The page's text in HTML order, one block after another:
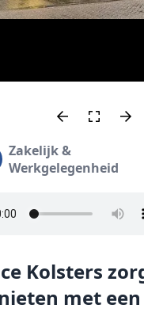
Zakelijk &
Werkgelegenheid
Kolsters
met